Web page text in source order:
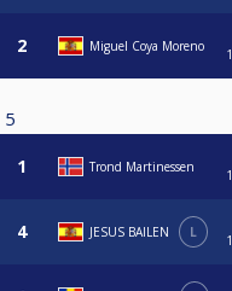
Miguel Coya Moreno
5
Trond Martinessen
JESUS BAILEN L